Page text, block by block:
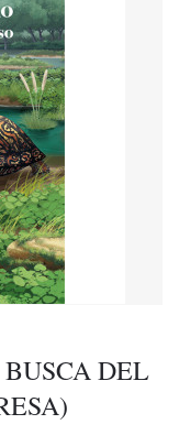
DEL